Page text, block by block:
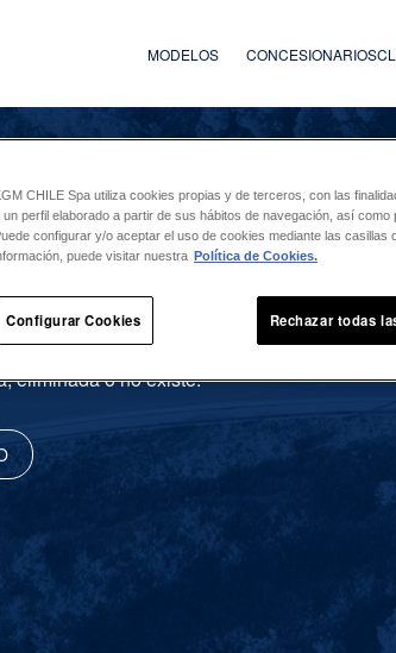
MODELOS CONCESIONARIOS
eliminada o no existe.
CHILE Spa utiliza cookies propias y de terceros, con las
un perfil elaborado a partir de sus hábitos de navegación, así
configurar y/o aceptar el uso de cookies mediante las casillas
puede visitar nuestra Política de Cookies.
Configurar Cookies Rechazar todas